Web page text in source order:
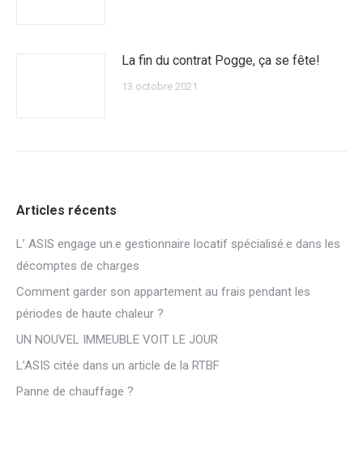
La fin du contrat Pogge, ça se fête!
13 octobre 2021
Articles récents
L’ ASIS engage un.e gestionnaire locatif spécialisé.e dans les
décomptes de charges
Comment garder son appartement au frais pendant les
périodes de haute chaleur ?
UN NOUVEL IMMEUBLE VOIT LE JOUR
L’ASIS citée dans un article de la RTBF
Panne de chauffage ?